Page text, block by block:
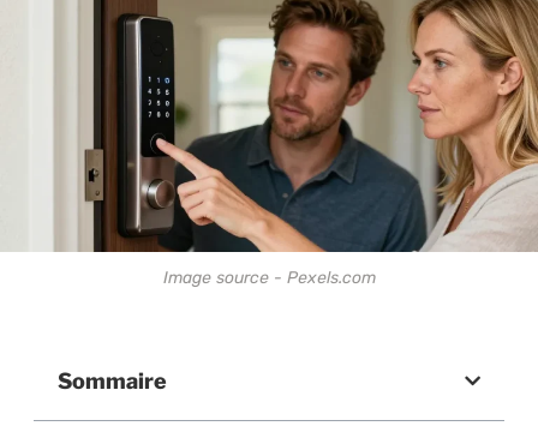
Image source - Pexels.com
Sommaire